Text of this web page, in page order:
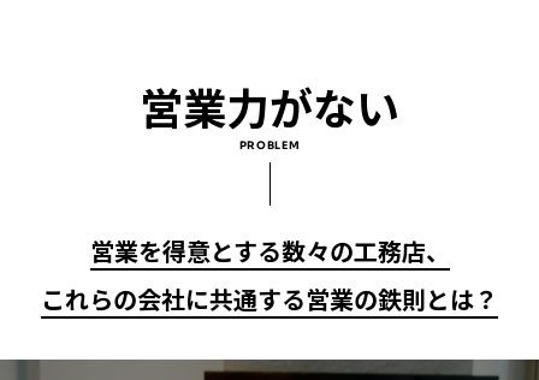
営業力がない
PROBLEM
営業を得意とする数々の工務店、
これらの会社に共通する営業の鉄則とは？